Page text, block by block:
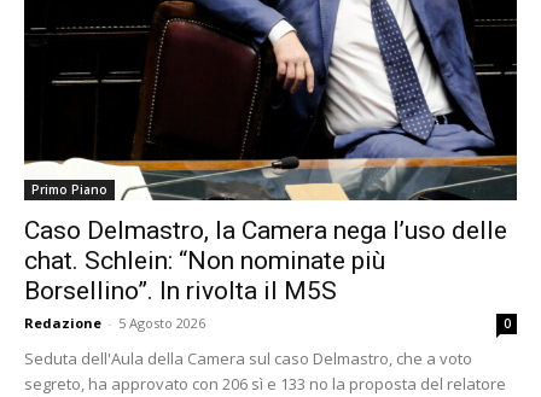
Primo Piano
Caso Delmastro, la Camera nega l’uso delle
chat. Schlein: “Non nominate più
Borsellino”. In rivolta il M5S
Redazione - 5 Agosto 2026 0
Seduta dell'Aula della Camera sul caso Delmastro, che a voto
segreto, ha approvato con 206 sì e 133 no la proposta del relatore